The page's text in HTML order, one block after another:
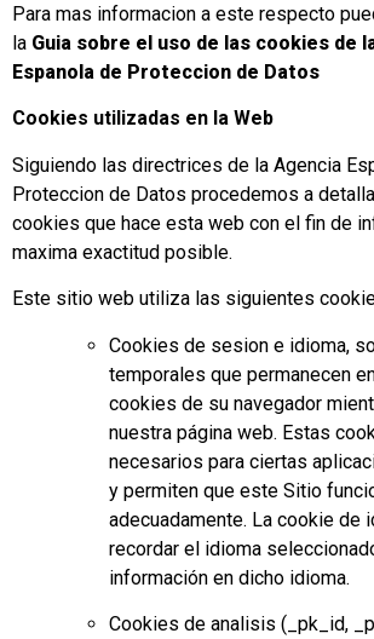
Para mas informacion a este respecto
la Guia sobre el uso de las cookies de
Espanola de Proteccion de Datos
Cookies utilizadas en la Web
Siguiendo las directrices de la Agencia
Proteccion de Datos procedemos a
cookies que hace esta web con el fin de
maxima exactitud posible.
Este sitio web utiliza las siguientes
Cookies de sesion e idioma,
temporales que permanecen
cookies de su navegador
nuestra página web. Estas
necesarios para ciertas
y permiten que este Sitio
adecuadamente. La cookie de
recordar el idioma
información en dicho idioma.
Cookies de analisis (_pk_id,